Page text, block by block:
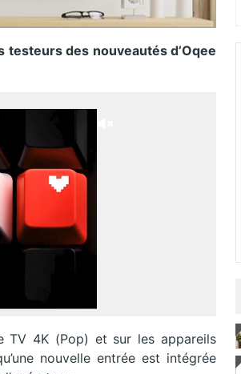
des nouveautés d’Oqee
TV 4K (Pop) et sur les appareils
nouvelle entrée est intégrée